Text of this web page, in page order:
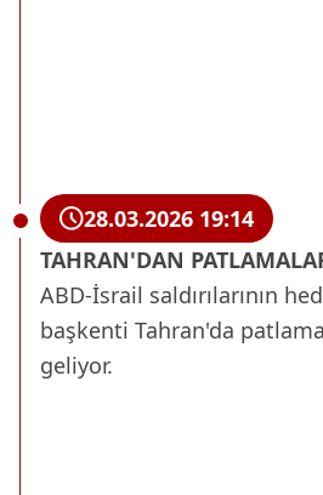
28.03.2026 19:14
TAHRAN'DAN
ABD-İsrail saldırılarının
başkenti Tahran'da
geliyor.